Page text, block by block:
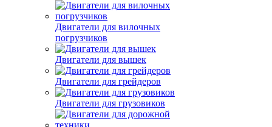
Двигатели для вилочных
погрузчиков
Двигатели для вышек
Двигатели для грейдеров
Двигатели для грузовиков